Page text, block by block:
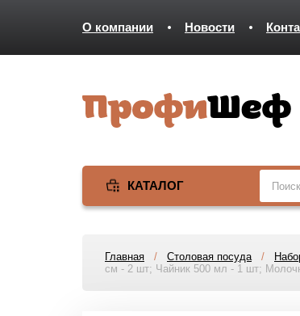
О компании Новости
КАТАЛОГ
Главная / Столовая посуда/
см - 2 шт; Чайник 500 мл - 1 шт;